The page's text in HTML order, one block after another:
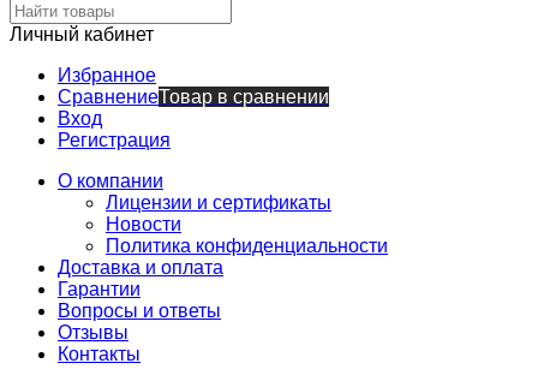
Личный кабинет
Избранное
СравнениеТовар в сравнении
Вход
Регистрация
О компании
Лицензии и сертификаты
Новости
Политика конфиденциальности
Доставка и оплата
Гарантии
Вопросы и ответы
Отзывы
Контакты